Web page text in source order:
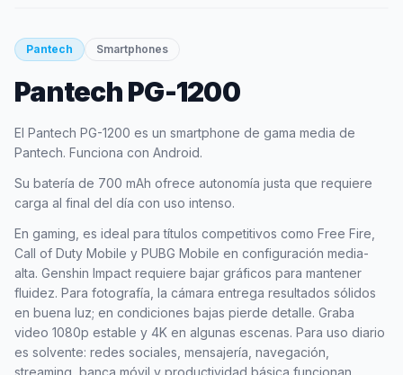
smartphone
PANTECH
Pantech Smartphones
Pantech PG-1200
El Pantech PG-1200 es un smartphone de gama media de
Pantech. Funciona con Android.
Su batería de 700 mAh ofrece autonomía justa que requiere
carga al final del día con uso intenso.
En gaming, es ideal para títulos competitivos como Free Fire,
Call of Duty Mobile y PUBG Mobile en configuración media-
alta. Genshin Impact requiere bajar gráficos para mantener
fluidez. Para fotografía, la cámara entrega resultados sólidos
en buena luz; en condiciones bajas pierde detalle. Graba
video 1080p estable y 4K en algunas escenas. Para uso diario
es solvente: redes sociales, mensajería, navegación,
streaming, banca móvil y productividad básica funcionan